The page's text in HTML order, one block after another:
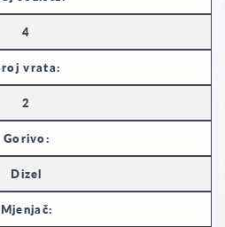
4
vrata:
2
Gorivo:
Dizel
Mjenjač: